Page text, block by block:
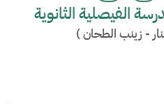
الفيصلية الثانوية
- زينب الطحان)